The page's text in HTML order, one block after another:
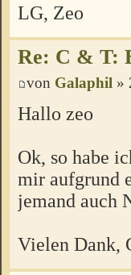
LG, Zeo
Re: C & T:
von Galaphil »
Hallo zeo
Ok, so habe
mir aufgrund
jemand auch
Vielen Dank,